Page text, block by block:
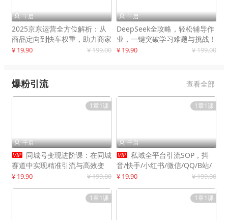
 千启
2025京东运营全方位解析：从
商品定向到快车权重，助力商家
打造爆款商品
¥ 19.90 ¥ 199.00
 千启
DeepSeek全攻略，轻松辅导作
业，一键突破学习难题与挑战！
¥ 19.90 ¥ 199.00
爆粉引流 查看全部
1章1课
 千启
 同城号变现进阶课：在同城
赛道中实现精准引流与高效变
现，单店月引流成交额提升50%
¥ 19.90 ¥ 199.00
1章1课
 千启
 私域全平台引流SOP，抖
音/快手/小红书/微信/QQ/B站/
闲鱼等，技术合集，高效转化公
¥ 19.90 ¥ 199.00
1章1课 1章1课